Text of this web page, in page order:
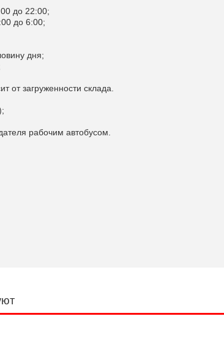
до 22:00;
до 6:00;
дня;
от загруженности склада.
рабочим автобусом.